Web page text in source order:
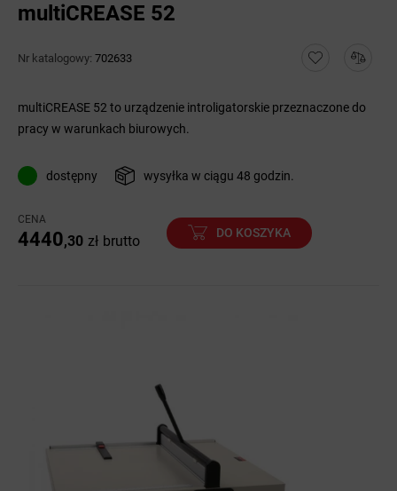
multiCREASE 52
Nr katalogowy: 702633
multiCREASE 52 to urządzenie introligatorskie przeznaczone do
pracy w warunkach biurowych.
dostępny wysyłka w ciągu 48 godzin.
CENA
4440,30 zł brutto
DO KOSZYKA